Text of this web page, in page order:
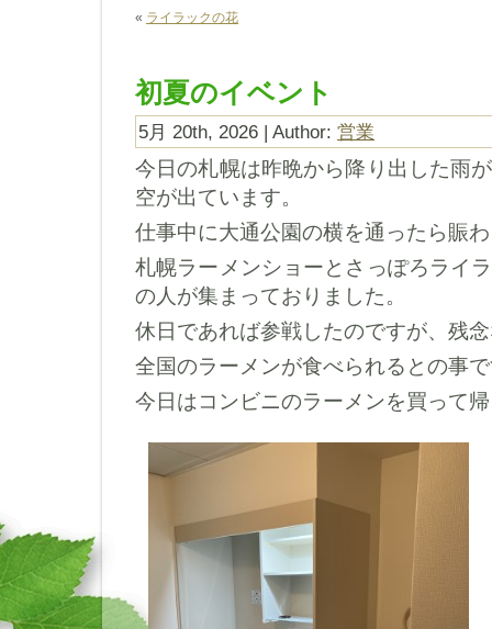
« ライラックの花
初夏のイベント
5月 20th, 2026 | Author: 営業
今日の札幌は昨晩から降り出した雨
空が出ています。
仕事中に大通公園の横を通ったら賑
札幌ラーメンショーとさっぽろライ
の人が集まっておりました。
休日であれば参戦したのですが、残
全国のラーメンが食べられるとの事
今日はコンビニのラーメンを買って